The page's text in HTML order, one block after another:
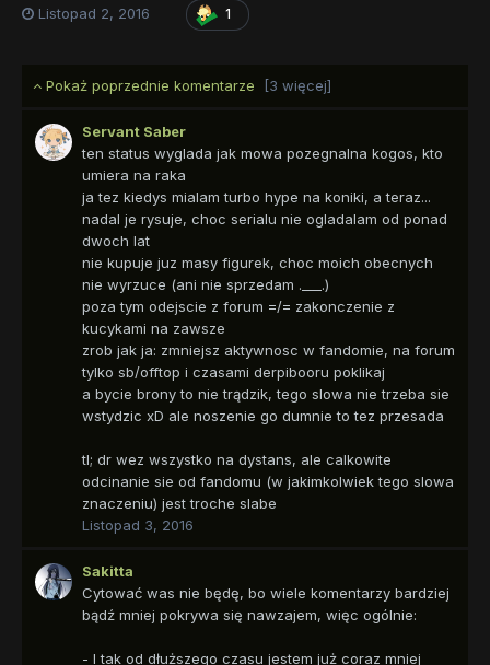
ale raczej tak się nie stanie...
Listopad 2, 2016
1
Pokaż poprzednie komentarze [3 więcej]
Servant Saber
ten status wyglada jak mowa pozegnalna kogos, kto
umiera na raka
ja tez kiedys mialam turbo hype na koniki, a teraz...
nadal je rysuje, choc serialu nie ogladalam od ponad
dwoch lat
nie kupuje juz masy figurek, choc moich obecnych
nie wyrzuce (ani nie sprzedam .___.)
poza tym odejscie z forum =/= zakonczenie z
kucykami na zawsze
zrob jak ja: zmniejsz aktywnosc w fandomie, na forum
tylko sb/offtop i czasami derpibooru poklikaj
a bycie brony to nie trądzik, tego slowa nie trzeba sie
wstydzic xD ale noszenie go dumnie to tez przesada
tl; dr wez wszystko na dystans, ale calkowite
odcinanie sie od fandomu (w jakimkolwiek tego slowa
znaczeniu) jest troche slabe
Listopad 3, 2016
Sakitta
Cytować was nie będę, bo wiele komentarzy bardziej
bądź mniej pokrywa się nawzajem, więc ogólnie:
- I tak od dłuższego czasu jestem już coraz mniej